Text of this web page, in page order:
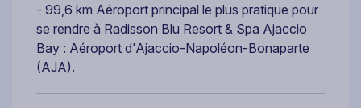
- 99,6 km Aéroport principal le plus pratique pour
se rendre à Radisson Blu Resort & Spa Ajaccio
Bay : Aéroport d'Ajaccio-Napoléon-Bonaparte
(AJA).